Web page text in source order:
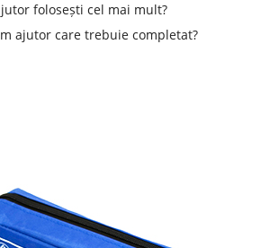
folosești cel mai mult?
ajutor care trebuie completat?